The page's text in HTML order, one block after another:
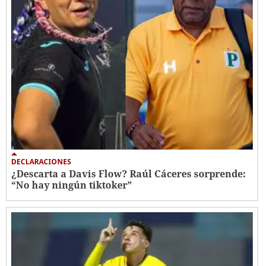
DECLARACIONES
¿Descarta a Davis Flow? Raúl Cáceres sorprende:
“No hay ningún tiktoker”